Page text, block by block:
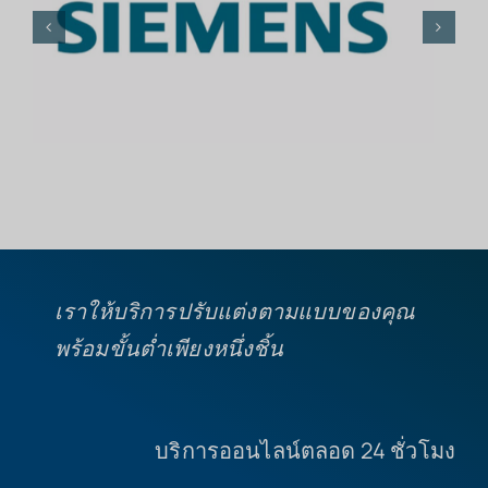
เราให้บริการปรับแต่งตามแบบของคุณ
พร้อมขั้นต่ำเพียงหนึ่งชิ้น
บริการออนไลน์ตลอด 24 ชั่วโมง